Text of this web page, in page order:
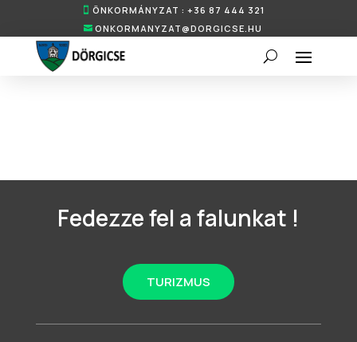
ÖNKORMÁNYZAT : +36 87 444 321
ONKORMANYZAT@DORGICSE.HU
Fedezze fel a falunkat !
TURIZMUS